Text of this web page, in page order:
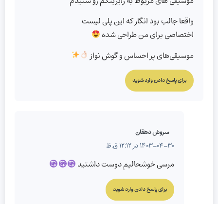
واقعا جالب بود انگار که این پلی لیست
اختصاصی برای من طراحی شده
موسیقی‌های پر احساس و گوش نواز
برای پاسخ دادن وارد شوید
سروش دهقان
1403-04-30 در 12:12 ق.ظ
مرسی خوشحالیم دوست داشتید
برای پاسخ دادن وارد شوید